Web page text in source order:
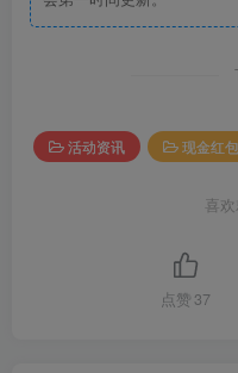
活动资讯 现金红包
喜
点赞 37